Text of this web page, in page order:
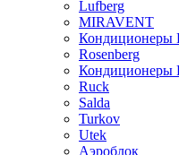
Lufberg
MIRAVENT
Кондиционеры
Rosenberg
Кондиционеры
Ruck
Salda
Turkov
Utek
Аэроблок